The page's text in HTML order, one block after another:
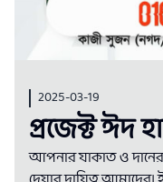
2025-03-19
প্রজেক্ট ঈদ
আপনার যাকাত ও